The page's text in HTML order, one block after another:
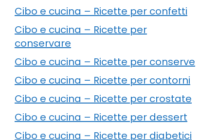
Cibo e cucina – Ricette per confetti
Cibo e cucina – Ricette per
conservare
Cibo e cucina – Ricette per conserve
Cibo e cucina – Ricette per contorni
Cibo e cucina – Ricette per crostate
Cibo e cucina – Ricette per dessert
Cibo e cucina – Ricette per diabetici